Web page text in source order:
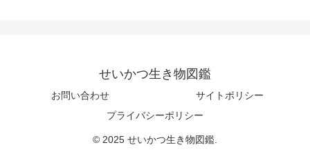
せいかつ生き物図鑑
お問い合わせ
サイトポリシー
プライバシーポリシー
© 2025 せいかつ生き物図鑑.